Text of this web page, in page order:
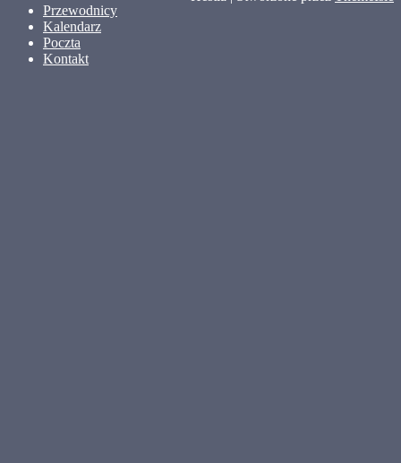
Przewodnicy
Kalendarz
Poczta
Kontakt